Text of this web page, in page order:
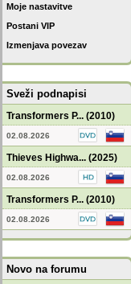
Moje nastavitve
Postani VIP
Izmenjava povezav
Sveži podnapisi
Transformers P... (2010)
02.08.2026
Thieves Highwa... (2025)
02.08.2026
Transformers P... (2010)
02.08.2026
Novo na forumu